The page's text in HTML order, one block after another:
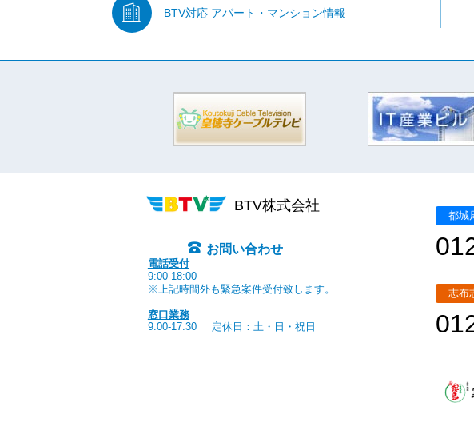
BTV対応 アパート・マンション情報
BTV株式会社
お問い合わせ
電話受付
9:00-18:00
※上記時間外も緊急案件受付致します。
窓口業務
9:00-17:30
定休日：土・日・祝日
都城
志布